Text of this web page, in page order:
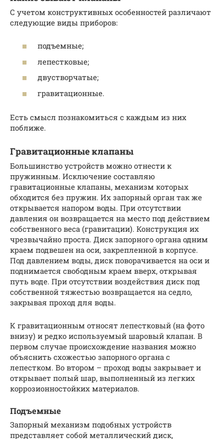
С учетом конструктивных особенностей различают
следующие виды приборов:
подъемные;
лепестковые;
двустворчатые;
гравитационные.
Есть смысл познакомиться с каждым из них
поближе.
Гравитационные клапаны
Большинство устройств можно отнести к
пружинным. Исключение составляю
гравитационные клапаны, механизм которых
обходится без пружин. Их запорный орган так же
открывается напором воды. При отсутствии
давления он возвращается на место под действием
собственного веса (гравитации). Конструкция их
чрезвычайно проста. Диск запорного органа одним
краем подвешен на оси, закрепленной в корпусе.
Под давлением воды, диск поворачивается на оси и
поднимается свободным краем вверх, открывая
путь воде. При отсутствии воздействия диск под
собственной тяжестью возвращается на седло,
закрывая проход для воды.
К гравитационным относят лепестковый (на фото
внизу) и редко используемый шаровый клапан. В
первом случае происхождение названия можно
объяснить схожестью запорного органа с
лепестком. Во втором – проход воды закрывает и
открывает полый шар, выполненный из легких
коррозионностойких материалов.
Подъемные
Запорный механизм подобных устройств
представляет собой металлический диск,